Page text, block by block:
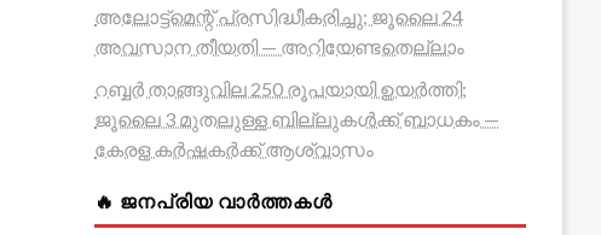
അലോട്ട്മെന്റ് പ്രസിദ്ധീകരിച്ചു; ജൂലൈ 24
അവസാന തീയതി — അറിയേണ്ടതെല്ലാം
റബ്ബർ താങ്ങുവില 250 രൂപയായി ഉയർത്തി;
ജൂലൈ 3 മുതലുള്ള ബില്ലുകൾക്ക് ബാധകം —
കേരള കർഷകർക്ക് ആശ്വാസം
🔥 ജനപ്രിയ വാർത്തകൾ